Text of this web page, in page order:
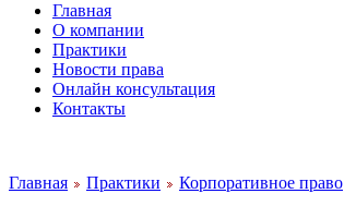
Главная
О компании
Практики
Новости права
Онлайн консультация
Контакты
Главная
Практики Корпоративное право